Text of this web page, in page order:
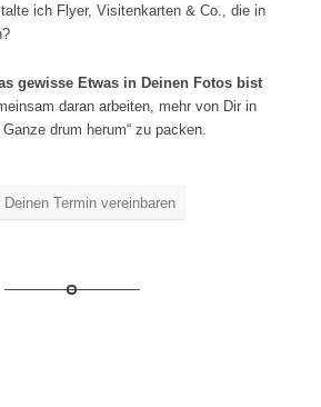
ich Flyer, Visitenkarten & Co., die in
gewisse Etwas in Deinen Fotos bist
daran arbeiten, mehr von Dir in
drum herum“ zu packen.
Termin vereinbaren